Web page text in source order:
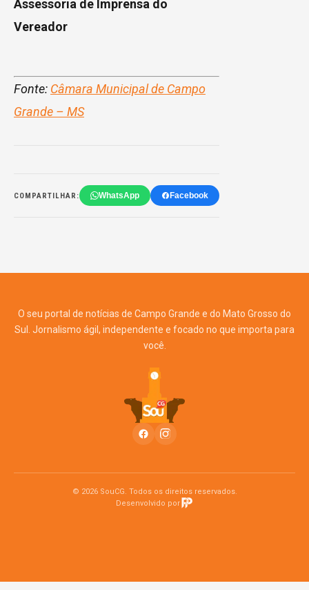
Assessoria de Imprensa do
Vereador
Fonte: Câmara Municipal de Campo
Grande – MS
COMPARTILHAR: WhatsApp Facebook
O seu portal de notícias de Campo Grande e do Mato Grosso do
Sul. Jornalismo ágil, independente e focado no que importa para
você.
© 2026 SouCG. Todos os direitos reservados.
Desenvolvido por